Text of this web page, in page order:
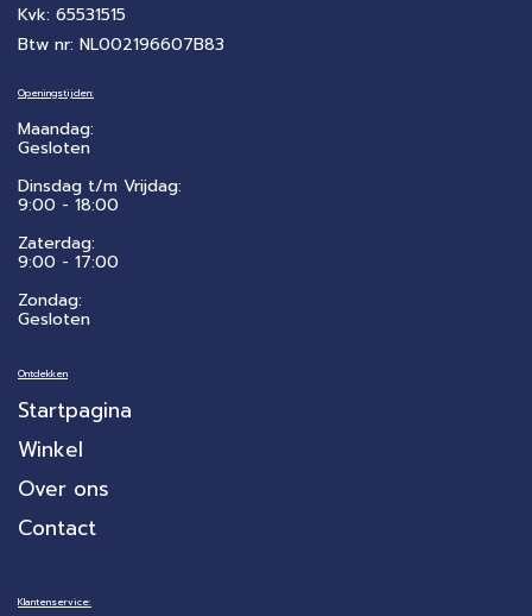
Kvk: 65531515
Btw nr: NL002196607B83
Openingstijden:
Maandag:
Gesloten
Dinsdag t/m Vrijdag:
9:00 - 18:00
Zaterdag:
​9:00 - 17:00
Zondag:
Gesloten
Ontdekken
Startpagina
Winkel
Over ons
Contact
Klantenservice: